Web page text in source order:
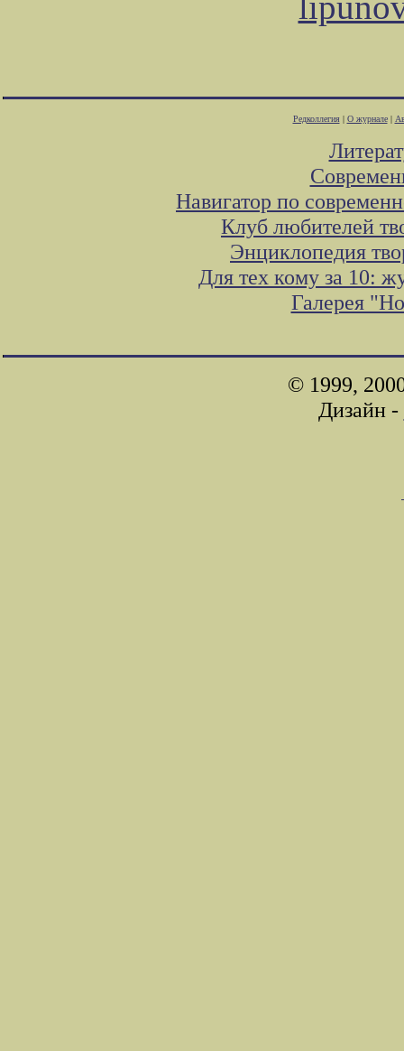
Редколлегия| О журнале|
Навигатор по
Клуб любителей
Энциклопедия
Для тех кому за 10:
Галерея
© 1999,
Дизайн -